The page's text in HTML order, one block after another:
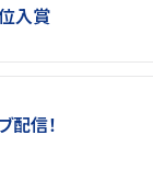
入賞
配信！